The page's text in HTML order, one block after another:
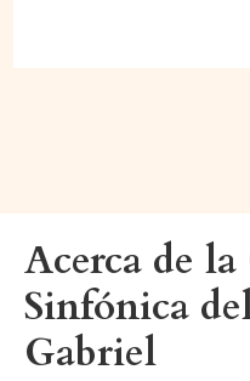
Acerca de
Sinfónica
Gabriel